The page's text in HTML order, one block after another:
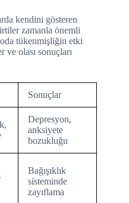
kendini gösteren
zamanla önemli
tükenmişliğin etki
ve olası sonuçları
Sonuçlar
Depresyon,
anksiyete
bozukluğu
Bağışıklık
sisteminde
zayıflama